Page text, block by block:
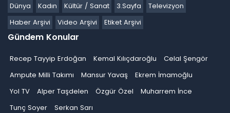
Dünya
Kadın Kültür / Sanat 3.Sayfa
Televizyon
Haber Arşivi
Video Arşivi Etiket Arşivi
Gündem Konular
Recep Tayyip Erdoğan Kemal Kılıçdaroğlu
Celal Şengör
Ampute Milli Takımı
Mansur Yavaş
Ekrem İmamoğlu
Yol TV
Alper Taşdelen Özgür Özel
Muharrem İnce
Tunç Soyer
Serkan Sarı